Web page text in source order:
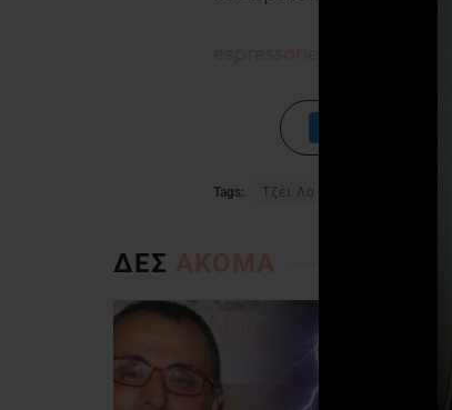
Tags: Τζέι Λο
ΔΕΣ